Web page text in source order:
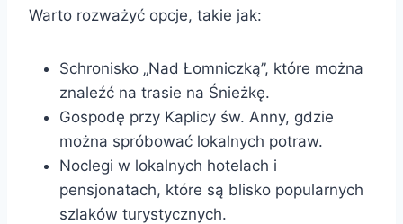
Warto rozważyć opcje, takie jak:
Schronisko „Nad Łomniczką”, które można
znaleźć na trasie na Śnieżkę.
Gospodę przy Kaplicy św. Anny, gdzie
można spróbować lokalnych potraw.
Noclegi w lokalnych hotelach i
pensjonatach, które są blisko popularnych
szlaków turystycznych.